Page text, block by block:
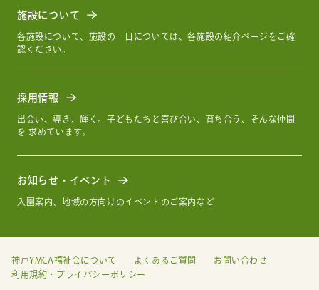
施設について
各施設について、施設の一日については、各施設の紹介ページをご確
認ください。
採用情報
出会い、導き、輝く。子どもたちと喜び合い、育ち合う、そんな仲間
を 求めています。
お知らせ・イベント
入園案内、地域の方向けのイベントのご案内など
神戸YMCA福祉会について よくあるご質問
お問い合わせ
利用規約・プライバシーポリシー